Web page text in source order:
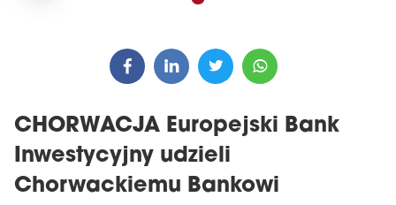
CHORWACJA Europejski Bank
Inwestycyjny udzieli
Chorwackiemu Bankowi